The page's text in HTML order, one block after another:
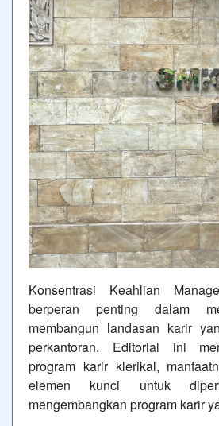
Konsentrasi Keahlian
berperan penting dalam
membangun landasan karir
perkantoran. Editorial ini
program karir klerikal,
elemen kunci untuk
mengembangkan program karir